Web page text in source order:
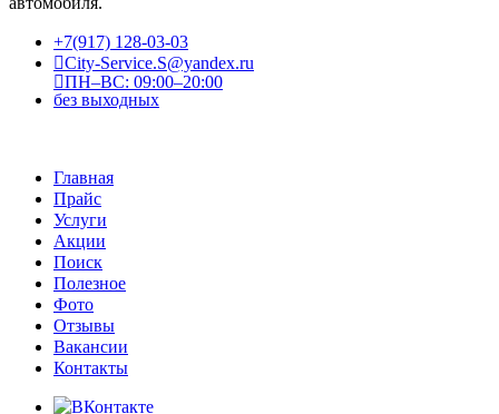
+7(917) 128-03-03
City-Service.S@yandex.ru
ПН–ВС: 09:00–20:00
без выходных
Главная
Прайс
Услуги
Акции
Поиск
Полезное
Фото
Отзывы
Вакансии
Контакты